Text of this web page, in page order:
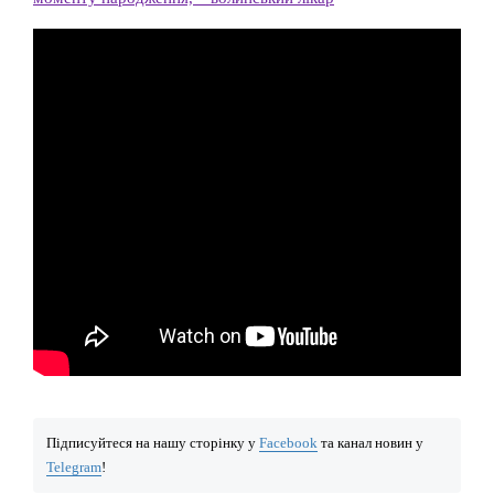
Підписуйтеся на нашу сторінку у Facebook та канал новин у
Telegram!